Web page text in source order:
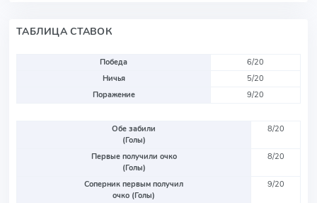
ТАБЛИЦА СТАВОК
Победа
6/20
Ничья
5/20
Поражение
9/20
Обе забили
(Голы)
8/20
Первые получили очко
(Голы)
8/20
Соперник первым получил
очко (Голы)
9/20